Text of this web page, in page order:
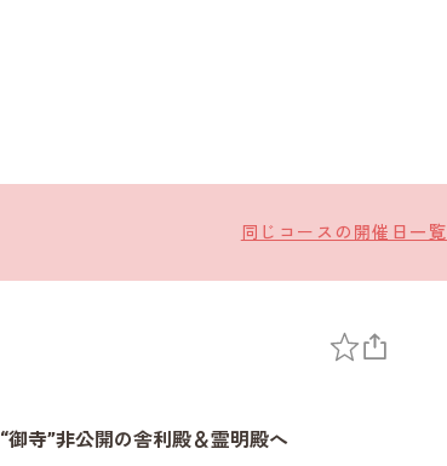
同じコースの開催日一覧
御寺”非公開の舎利殿＆霊明殿へ